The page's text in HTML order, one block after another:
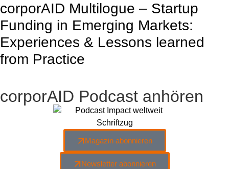
corporAID Multilogue – Startup
Funding in Emerging Markets:
Experiences & Lessons learned
from Practice
corporAID Podcast anhören
Magazin abonnieren
Newsletter abonnieren